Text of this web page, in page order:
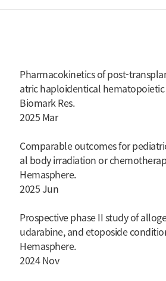
Pharmacokinetics of post-
atric haploidentical
Biomark Res.
2025 Mar
Comparable outcomes for
al body irradiation or
Hemasphere.
2025 Jun
Prospective phase II study of
udarabine, and etoposide
Hemasphere.
2024 Nov